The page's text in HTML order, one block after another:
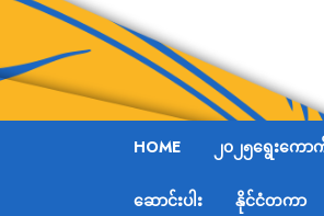
HOME ၂၀၂၅ရွေးကေ
ဆောင်းပါး နိုင်ငံတကာ